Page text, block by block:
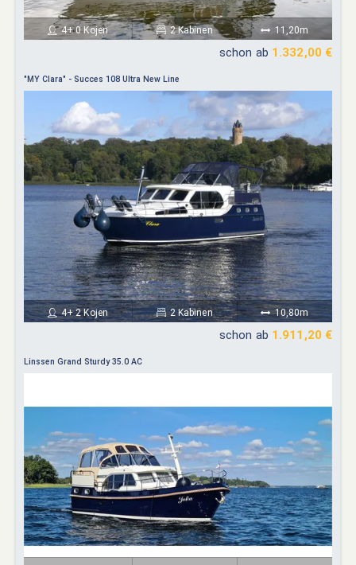
4+ 0 Kojen 2 Kabinen 11,20m
schon ab 1.332,00 €
"MY Clara" - Succes 108 Ultra New Line
4+ 2 Kojen 2 Kabinen 10,80m
schon ab 1.911,20 €
Linssen Grand Sturdy 35.0 AC